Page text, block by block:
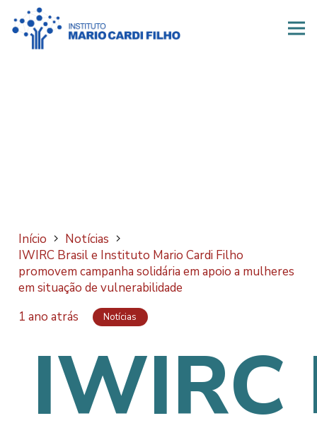
Início
Notícias
IWIRC Brasil e Instituto Mario Cardi Filho
promovem campanha solidária em apoio a mulheres
em situação de vulnerabilidade
1 ano atrás
Notícias